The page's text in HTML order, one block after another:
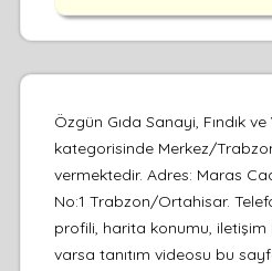
Özgün Gıda Sanayi, Fındık
kategorisinde Merkez/
vermektedir. Adres: Maras
No:1 Trabzon/Ortahisar.
profili, harita konumu,
varsa tanıtım videosu bu